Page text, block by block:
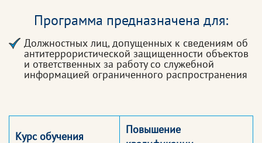
Программа предназначена для:
Должностных лиц, допущенных к сведениям об
антитеррористической защищенности объектов
и ответственных за работу со служебной
информацией ограниченного распространения
Курс обучения
Повышение